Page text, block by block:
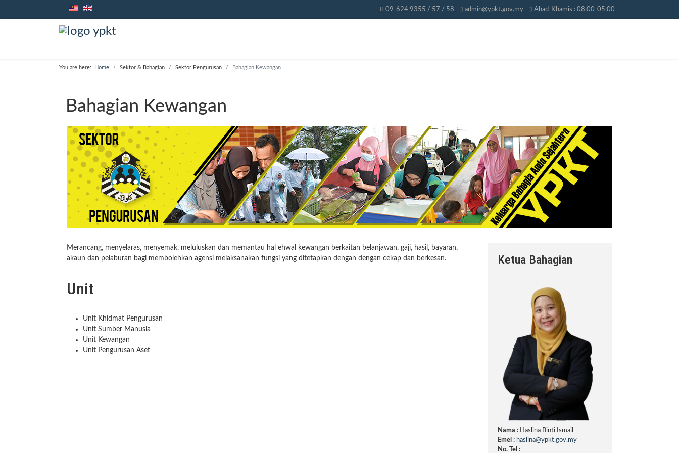
09-624 9355 / 57 / 58 admin@ypkt.gov.my Ahad-Khamis : 08:00-05:00
You are here: Home Sektor & Bahagian Sektor Pengurusan Bahagian Kewangan
Bahagian Kewangan
Merancang, menyelaras, menyemak, meluluskan dan memantau hal ehwal kewangan berkaitan belanjawan, gaji, hasil, bayaran,
akaun dan pelaburan bagi membolehkan agensi melaksanakan fungsi yang ditetapkan dengan dengan cekap dan berkesan.
Unit
Unit Khidmat Pengurusan
Unit Sumber Manusia
Unit Kewangan
Unit Pengurusan Aset
Ketua Bahagian
Nama :Haslina Binti Ismail
Emel : haslina@ypkt.gov.my
No. Tel :